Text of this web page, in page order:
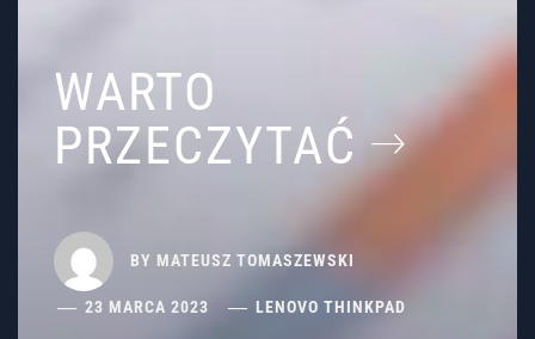
WARTO
PRZECZYTAĆ
BY MATEUSZ TOMASZEWSKI
23 MARCA 2023 LENOVO THINKPAD